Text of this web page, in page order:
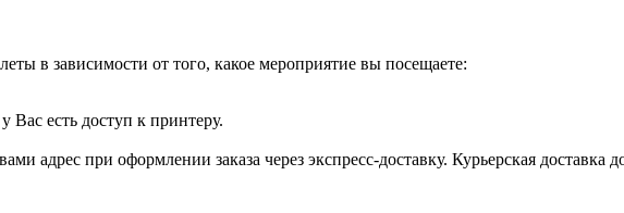
в зависимости от того, какое мероприятие вы посещаете:
Вас есть доступ к принтеру.
адрес при оформлении заказа через экспресс-доставку. Курьерская доставка